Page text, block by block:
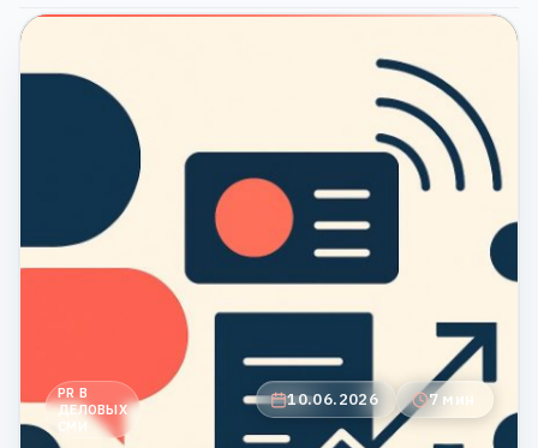
PR В
ДЕЛОВЫХ
СМИ
10.06.2026 7 мин